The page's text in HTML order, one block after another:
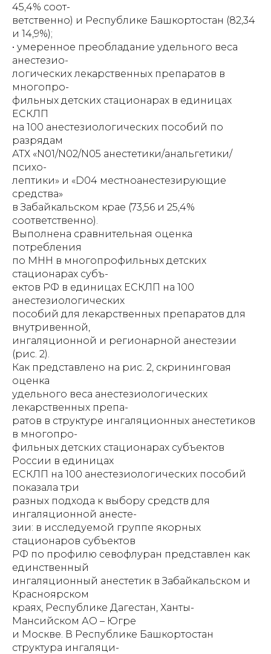
45,4% соот-
ветственно) и Республике Башкортостан (82,34
и 14,9%);
• умеренное преобладание удельного веса
анестезио-
логических лекарственных препаратов в
многопро-
фильных детских стационарах в единицах
ЕСКЛП
на 100 анестезиологических пособий по
разрядам
АТХ «N01/N02/N05 анестетики/анальгетики/
психо-
лептики» и «D04 местноанестезирующие
средства»
в Забайкальском крае (73,56 и 25,4%
соответственно).
Выполнена сравнительная оценка
потребления
по МНН в многопрофильных детских
стационарах субъ-
ектов РФ в единицах ЕСКЛП на 100
анестезиологических
пособий для лекарственных препаратов для
внутривенной,
ингаляционной и регионарной анестезии
(рис. 2).
Как представлено на рис. 2, скрининговая
оценка
удельного веса анестезиологических
лекарственных препа-
ратов в структуре ингаляционных анестетиков
в многопро-
фильных детских стационарах субъектов
России в единицах
ЕСКЛП на 100 анестезиологических пособий
показала три
разных подхода к выбору средств для
ингаляционной анесте-
зии: в исследуемой группе якорных
стационаров субъектов
РФ по профилю севофлуран представлен как
единственный
ингаляционный анестетик в Забайкальском и
Красноярском
краях, Республике Дагестан, Ханты-
Мансийском АО – Югре
и Москве. В Республике Башкортостан
структура ингаляци-